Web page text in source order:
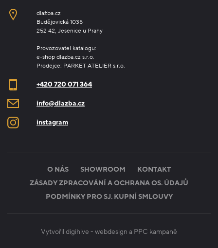
dlažba.cz
Budějovická 1035
252 42, Jesenice u Prahy
Provozovatel katalogu:
e-shop dlazba.cz s.r.o.
Prodejce: PARKET ATELIER s.r.o.
+420 720 071 364
info@dlazba.cz
instagram
O NÁS SHOWROOM
KONTAKT
ZÁSADY ZPRACOVÁNÍ A OCHRANA OS. ÚDAJŮ
PODMÍNKY PRO SJ. KUPNÍ SMLOUVY
Vytvořil digihive - webdesign a PPC kampaně